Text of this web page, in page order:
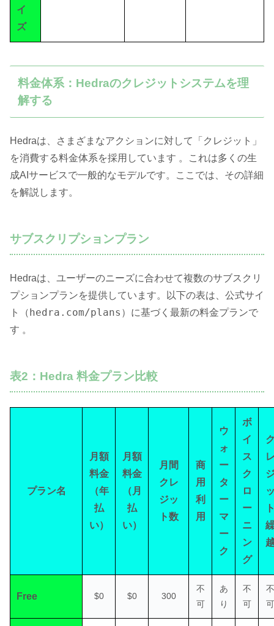
イ
ズ
料金体系：Hedraのクレジットシステムを理
解する
Hedraは、さまざまなアクションに対して「クレジット」
を消費する料金体系を採用しています 。これは多くの生
成AIサービスで一般的なモデルです。ここでは、その詳細
を解説します。
サブスクリプションプラン
Hedraは、ユーザーのニーズに合わせて複数のサブスクリ
プションプランを提供しています。以下の表は、公式サイ
ト（ hedra.com/plans ）に基づく最新の料金プランで
す 。
表2：Hedra 料金プラン比較
プラン名
月額
料金
（年
払
い）
月額
料金
（月
払
い）
月間
クレ
ジッ
ト数
商
用
利
用
ウ
ォ
ー
タ
ー
マ
ー
ク
ボ
イ
ス
ク
ロ
ー
ニ
ン
グ
Free $0 $0 300
不
可
あ
り
不
可
不
可